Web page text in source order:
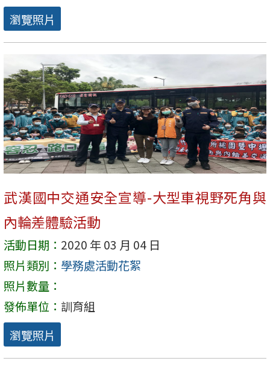
瀏覽照片
武漢國中交通安全宣導-大型車視野死角與
內輪差體驗活動
活動日期： 2020 年 03 月 04 日
照片類別： 學務處活動花絮
照片數量：
發佈單位： 訓育組
瀏覽照片